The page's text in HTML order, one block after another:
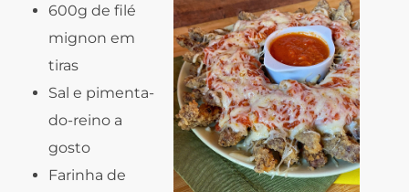
600g de filé
mignon em
tiras
Sal e pimenta-
do-reino a
gosto
Farinha de